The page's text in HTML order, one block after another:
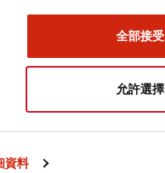
資料
全部接受
允許選擇